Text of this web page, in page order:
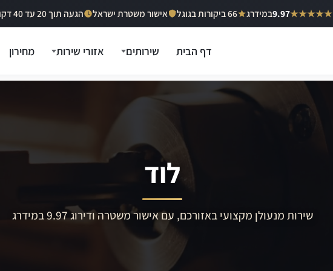
★★★★★
9.97במידרג 66 ביקורות בגוגל אישור משטרת ישראל הגעה תוך 20 עד 40 דקות
דף הבית שירותים אזורי שירות מחירון
לוד
שירות מנעולן מקצועי באזורכם, עם אישור משטרה ודירוג 9.97 במידרג